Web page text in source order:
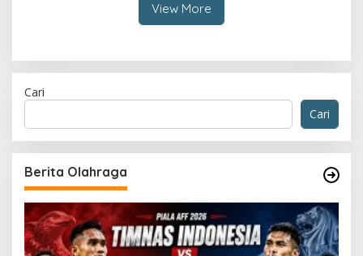
View More
Cari
Cari
Berita Olahraga